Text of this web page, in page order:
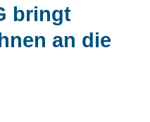
bringt
an die